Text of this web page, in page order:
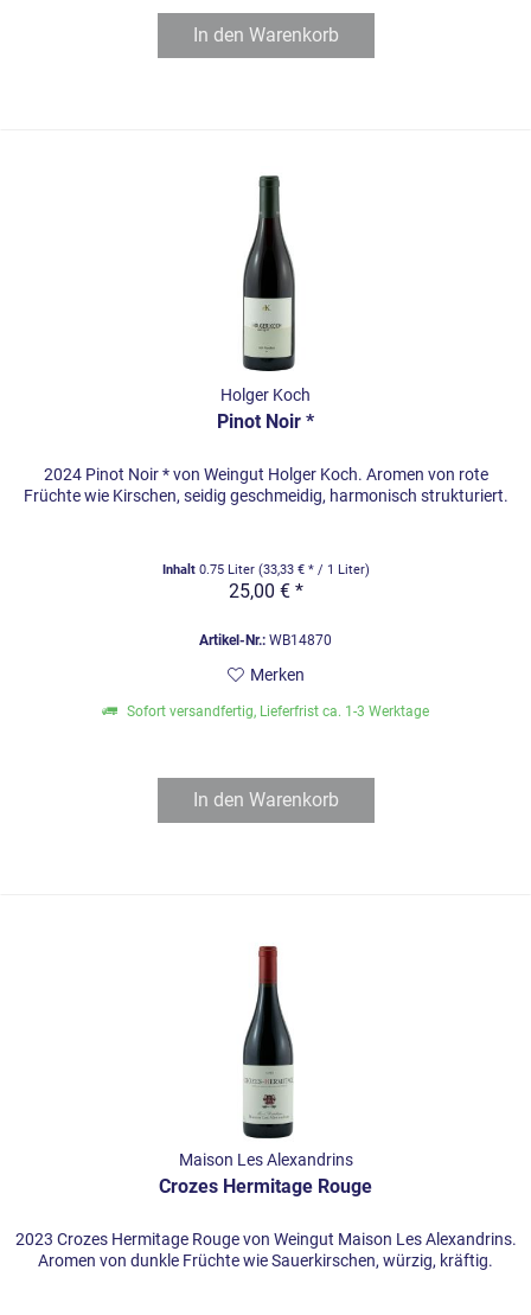
In den Warenkorb
Holger Koch
Pinot Noir *
2024 Pinot Noir * von Weingut Holger Koch. Aromen von rote
Früchte wie Kirschen, seidig geschmeidig, harmonisch strukturiert.
Inhalt 0.75 Liter (33,33 € * / 1 Liter)
25,00 € *
Artikel-Nr.: WB14870
Merken
Sofort versandfertig, Lieferfrist ca. 1-3 Werktage
In den Warenkorb
Maison Les Alexandrins
Crozes Hermitage Rouge
2023 Crozes Hermitage Rouge von Weingut Maison Les Alexandrins.
Aromen von dunkle Früchte wie Sauerkirschen, würzig, kräftig.